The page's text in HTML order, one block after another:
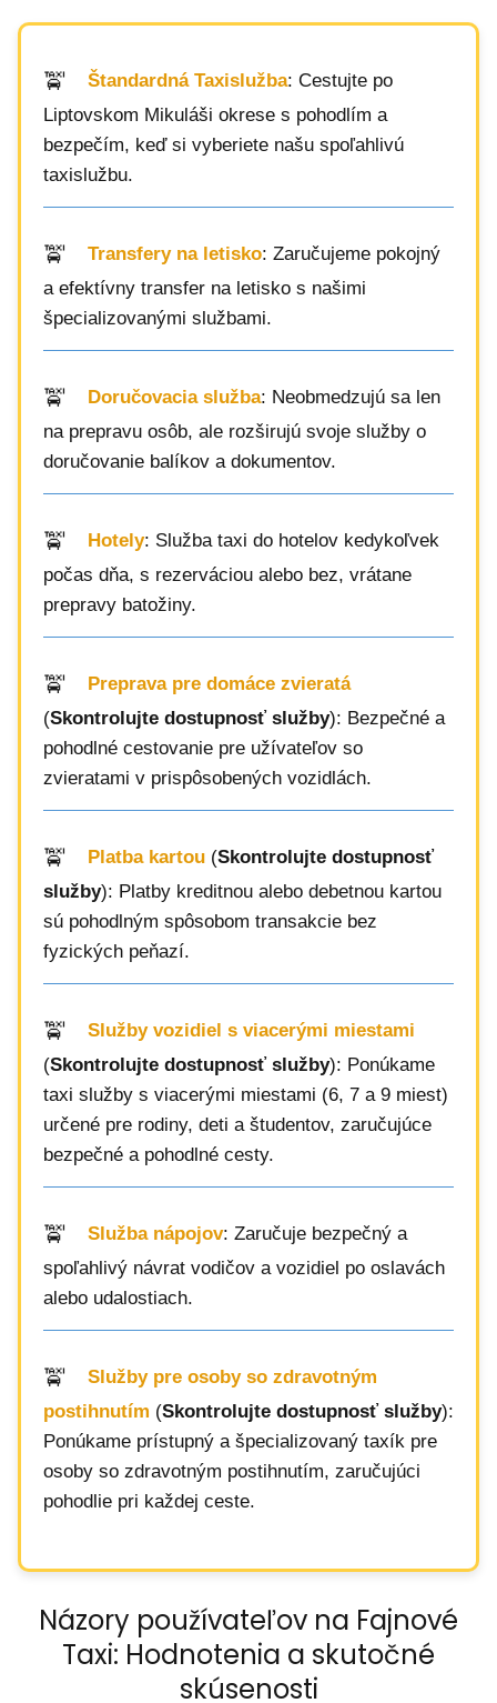
Štandardná Taxislužba: Cestujte po
Liptovskom Mikuláši okrese s pohodlím a
bezpečím, keď si vyberiete našu spoľahlivú
taxislužbu.
Transfery na letisko: Zaručujeme pokojný
a efektívny transfer na letisko s našimi
špecializovanými službami.
Doručovacia služba: Neobmedzujú sa len
na prepravu osôb, ale rozširujú svoje služby o
doručovanie balíkov a dokumentov.
Hotely: Služba taxi do hotelov kedykoľvek
počas dňa, s rezerváciou alebo bez, vrátane
prepravy batožiny.
Preprava pre domáce zvieratá
(Skontrolujte dostupnosť služby): Bezpečné a
pohodlné cestovanie pre užívateľov so
zvieratami v prispôsobených vozidlách.
Platba kartou (Skontrolujte dostupnosť
služby): Platby kreditnou alebo debetnou kartou
sú pohodlným spôsobom transakcie bez
fyzických peňazí.
Služby vozidiel s viacerými miestami
(Skontrolujte dostupnosť služby): Ponúkame
taxi služby s viacerými miestami (6, 7 a 9 miest)
určené pre rodiny, deti a študentov, zaručujúce
bezpečné a pohodlné cesty.
Služba nápojov: Zaručuje bezpečný a
spoľahlivý návrat vodičov a vozidiel po oslavách
alebo udalostiach.
Služby pre osoby so zdravotným
postihnutím (Skontrolujte dostupnosť služby):
Ponúkame prístupný a špecializovaný taxík pre
osoby so zdravotným postihnutím, zaručujúci
pohodlie pri každej ceste.
Názory používateľov na Fajnové
Taxi: Hodnotenia a skutočné
skúsenosti